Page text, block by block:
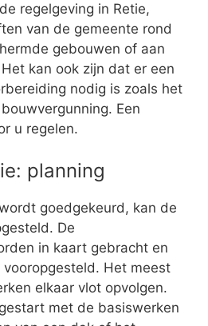
regelgeving in Retie,
van de gemeente rond
gebouwen of aan
kan ook zijn dat er een
nodig is zoals het
Een
u regelen.
planning
goedgekeurd, kan de
De
in kaart gebracht en
Het meest
elkaar vlot opvolgen.
met de basiswerken